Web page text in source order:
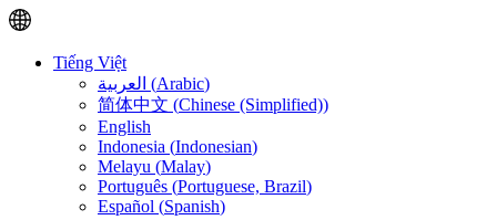
Tiếng Việt
العربية (Arabic)
简体中文 (Chinese (Simplified))
English
Indonesia (Indonesian)
Melayu (Malay)
Português (Portuguese, Brazil)
Español (Spanish)